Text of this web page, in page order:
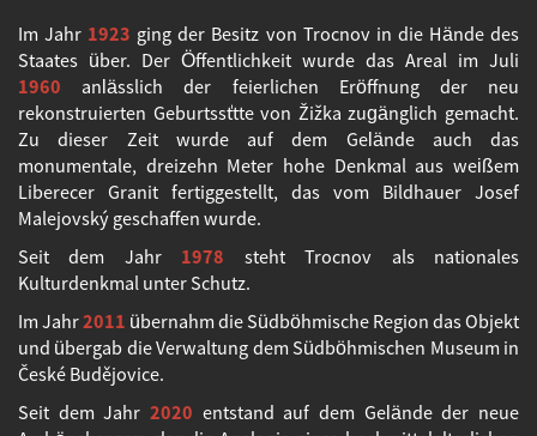
Im Jahr 1923 ging der Besitz von Trocnov in die Hände des
Staates über. Der Öffentlichkeit wurde das Areal im Juli
1960 anlässlich der feierlichen Eröffnung der neu
rekonstruierten Geburtsstätte von Žižka zugänglich gemacht.
Zu dieser Zeit wurde auf dem Gelände auch das
monumentale, dreizehn Meter hohe Denkmal aus weißem
Liberecer Granit fertiggestellt, das vom Bildhauer Josef
Malejovský geschaffen wurde.
Seit dem Jahr 1978 steht Trocnov als nationales
Kulturdenkmal unter Schutz.
Im Jahr2011 übernahm die Südböhmische Region das Objekt
und übergab die Verwaltung dem Südböhmischen Museum in
České Budějovice.
Seit dem Jahr 2020 entstand auf dem Gelände der neue